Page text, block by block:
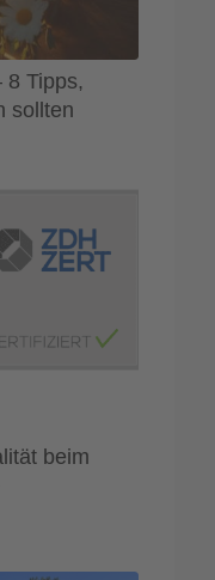
8 Tipps,
sollten
beim